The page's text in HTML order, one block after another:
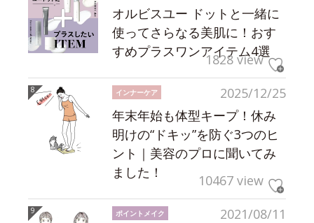
オルビスユー ドットと一緒に
使ってさらなる美肌に！おす
すめプラスワンアイテム4選
1828 view
2025/12/25
インナーケア
年末年始も体型キープ！休み
明けの“ドキッ”を防ぐ3つのヒ
ント｜美容のプロに聞いてみ
ました！
10467 view
2021/08/11
ポイントメイク